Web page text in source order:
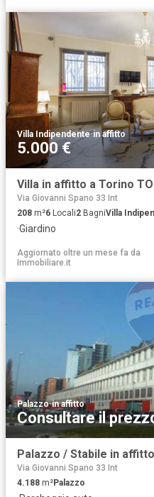
Villa Indipendente·in affitto
5.000 €
Villa in affitto a Torino TO
Via Giovanni Spano 33 Int
208 m²6 Locali2 BagniVilla
·Giardino
Aggiornato oltre un mese fa da
Immobiliare.it
Palazzo·in affitto
Consultare il
Palazzo / Stabile in
Via Giovanni Spano 33 Int
4.188 m²Palazzo